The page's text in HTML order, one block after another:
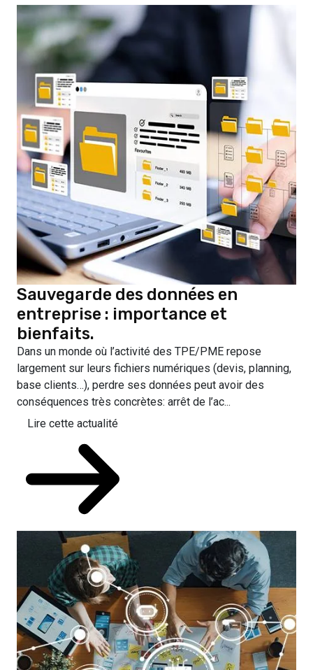
Sauvegarde des données en
entreprise : importance et
bienfaits.
Dans un monde où l’activité des TPE/PME repose
largement sur leurs fichiers numériques (devis, planning,
base clients…), perdre ses données peut avoir des
conséquences très concrètes: arrêt de l’ac...
Lire cette actualité